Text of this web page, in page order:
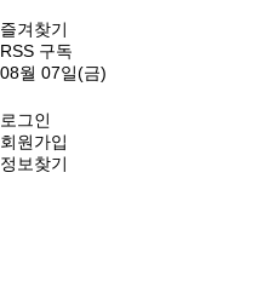
즐겨찾기
RSS 구독
08월 07일(금)
로그인
회원가입
정보찾기